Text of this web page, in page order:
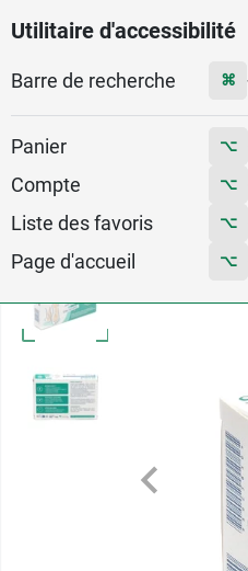
Utilitaire d'accessibilité
Barre de recherche ⌘
Panier ⌥
Compte ⌥
Liste des favoris ⌥
Page d'accueil ⌥
Menu
1